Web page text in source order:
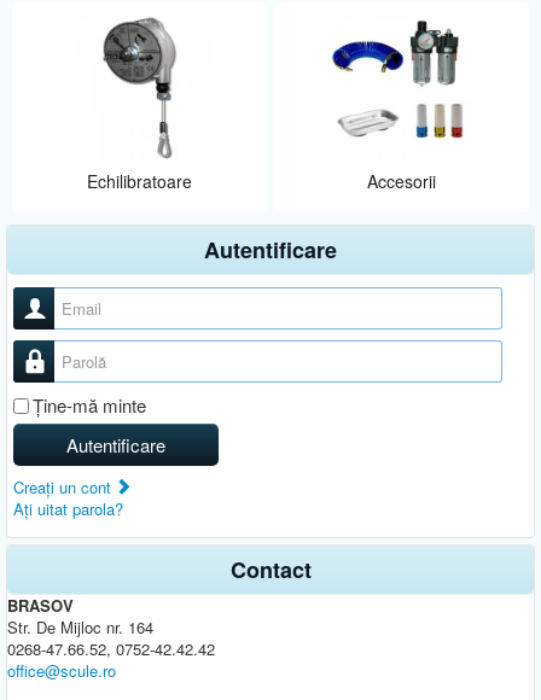
Echilibratoare Accesorii
Autentificare
Nume utilizator
Parolă
Ţine-mă minte
Autentificare
Creaţi un cont
Aţi uitat parola?
Contact
BRASOV
Str. De Mijloc nr. 164
0268-47.66.52, 0752-42.42.42
office@scule.ro